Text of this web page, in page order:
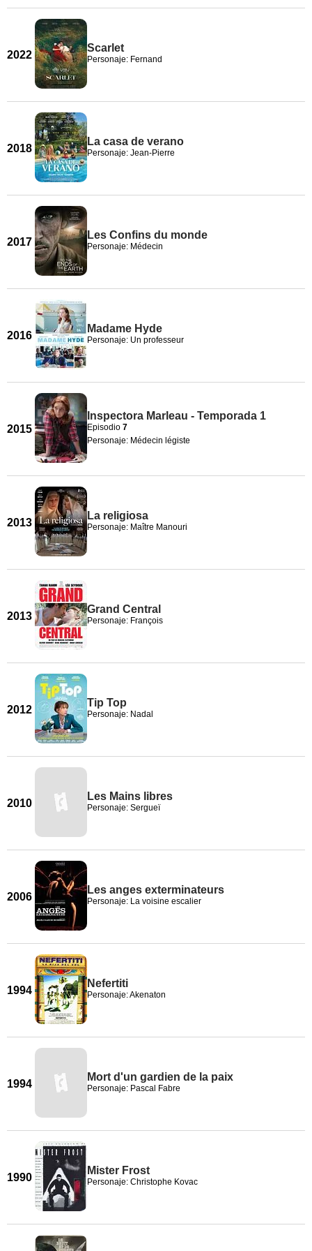
2022
Scarlet
Personaje: Fernand
2018
La casa de verano
Personaje: Jean-Pierre
2017
Les Confins du monde
Personaje: Médecin
2016
Madame Hyde
Personaje: Un professeur
2015
Inspectora Marleau - Temporada 1
Episodio 7
Personaje: Médecin légiste
2013
La religiosa
Personaje: Maître Manouri
2013
Grand Central
Personaje: François
2012
Tip Top
Personaje: Nadal
2010
Les Mains libres
Personaje: Sergueï
2006
Les anges exterminateurs
Personaje: La voisine escalier
1994
Nefertiti
Personaje: Akenaton
1994
Mort d'un gardien de la paix
Personaje: Pascal Fabre
1990
Mister Frost
Personaje: Christophe Kovac